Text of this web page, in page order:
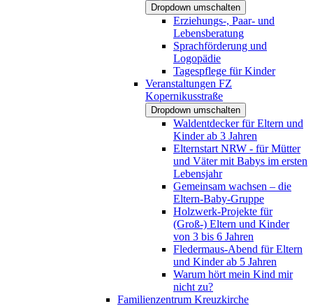
Dropdown umschalten
Erziehungs-, Paar- und
Lebensberatung
Sprachförderung und
Logopädie
Tagespflege für Kinder
Veranstaltungen FZ
Kopernikusstraße
Dropdown umschalten
Waldentdecker für Eltern und
Kinder ab 3 Jahren
Elternstart NRW - für Mütter
und Väter mit Babys im ersten
Lebensjahr
Gemeinsam wachsen – die
Eltern-Baby-Gruppe
Holzwerk-Projekte für
(Groß-) Eltern und Kinder
von 3 bis 6 Jahren
Fledermaus-Abend für Eltern
und Kinder ab 5 Jahren
Warum hört mein Kind mir
nicht zu?
Familienzentrum Kreuzkirche